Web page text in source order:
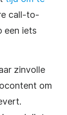
call-to-
een iets
zinvolle
om